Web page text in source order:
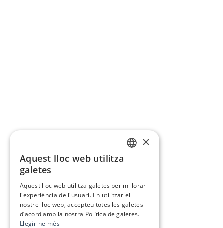
×
Aquest lloc web utilitza
galetes
Aquest lloc web utilitza galetes per millorar
l'experiència de l'usuari. En utilitzar el
nostre lloc web, accepteu totes les galetes
d’acord amb la nostra Política de galetes.
Llegir-ne més